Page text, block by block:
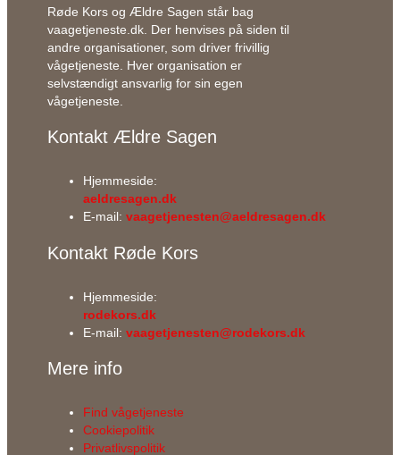
Røde Kors og Ældre Sagen står bag
vaagetjeneste.dk. Der henvises på siden til
andre organisationer, som driver frivillig
vågetjeneste. Hver organisation er
selvstændigt ansvarlig for sin egen
vågetjeneste.
Kontakt Ældre Sagen
Hjemmeside:
aeldresagen.dk
E-mail: vaagetjenesten@aeldresagen.dk
Kontakt Røde Kors
Hjemmeside:
rodekors.dk
E-mail: vaagetjenesten@rodekors.dk
Mere info
Find vågetjeneste
Cookiepolitik
Privatlivspolitik